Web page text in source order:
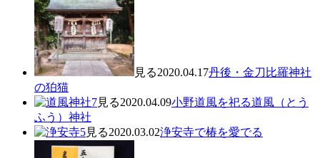
見る2020.04.17丹後・金刀比羅神社
の狛猫
見る2020.04.09小野道風を祀る道風（とう
ふう）神社
見る2020.03.02浄安寺で椿を愛でる